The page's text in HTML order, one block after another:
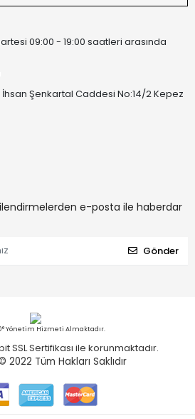
09:00 - 19:00 saatleri arasında
Şenkartal Caddesi No:14/2 Kepez
e-posta ile haberdar
Gönder
Yönetim Hizmeti Almaktadır.
SSL Sertifikası ile korunmaktadır.
2022 Tüm Hakları Saklıdır